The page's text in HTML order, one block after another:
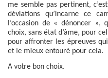
me semble pas pertinent,
déviations qu’incarne ce
l’occasion de « dénoncer
choix, sans état d’âme, pour
pour affronter les épreuves
et le mieux entouré pour cela.
A votre bon choix.